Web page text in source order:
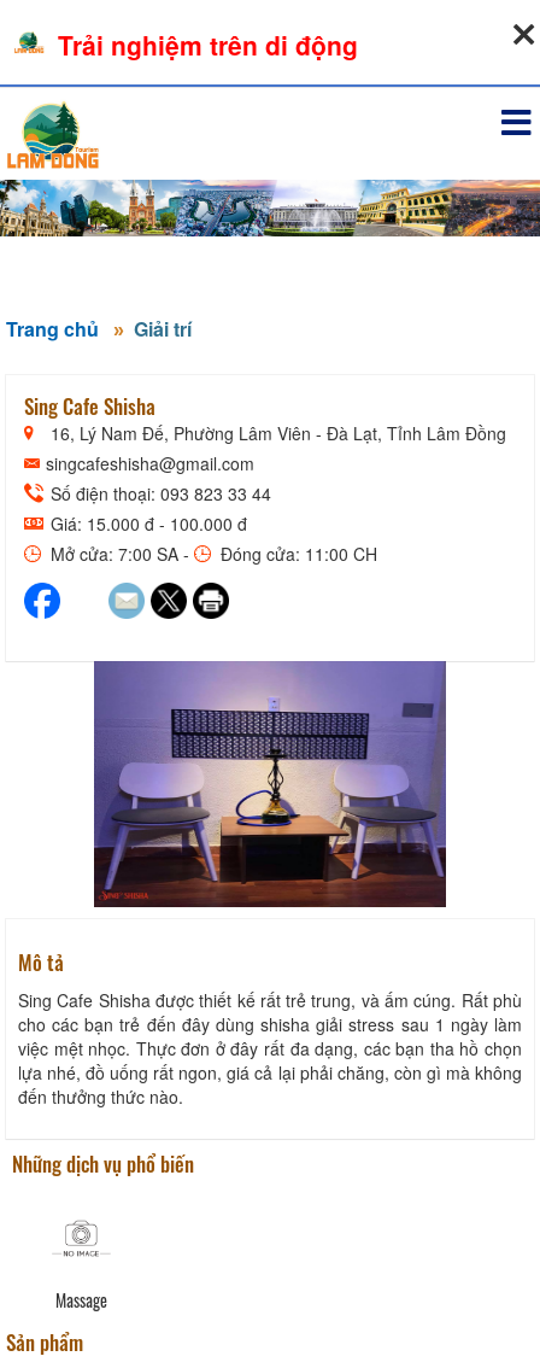
Trang chủ Giải trí
Sing Cafe Shisha
16, Lý Nam Đế, Phường Lâm Viên - Đà Lạt, Tỉnh Lâm Đồng
singcafeshisha@gmail.com
Số điện thoại: 093 823 33 44
Giá: 15.000 đ - 100.000 đ
Mở cửa: 7:00 SA -
Đóng cửa: 11:00 CH
Mô tả
Sing Cafe Shisha được thiết kế rất trẻ trung, và ấm cúng. Rất phù
cho các bạn trẻ đến đây dùng shisha giải stress sau 1 ngày làm
việc mệt nhọc. Thực đơn ở đây rất đa dạng, các bạn tha hồ chọn
lựa nhé, đồ uống rất ngon, giá cả lại phải chăng, còn gì mà không
đến thưởng thức nào.
Những dịch vụ phổ biến
Massage
Sản phẩm
Trải nghiệm trên di động